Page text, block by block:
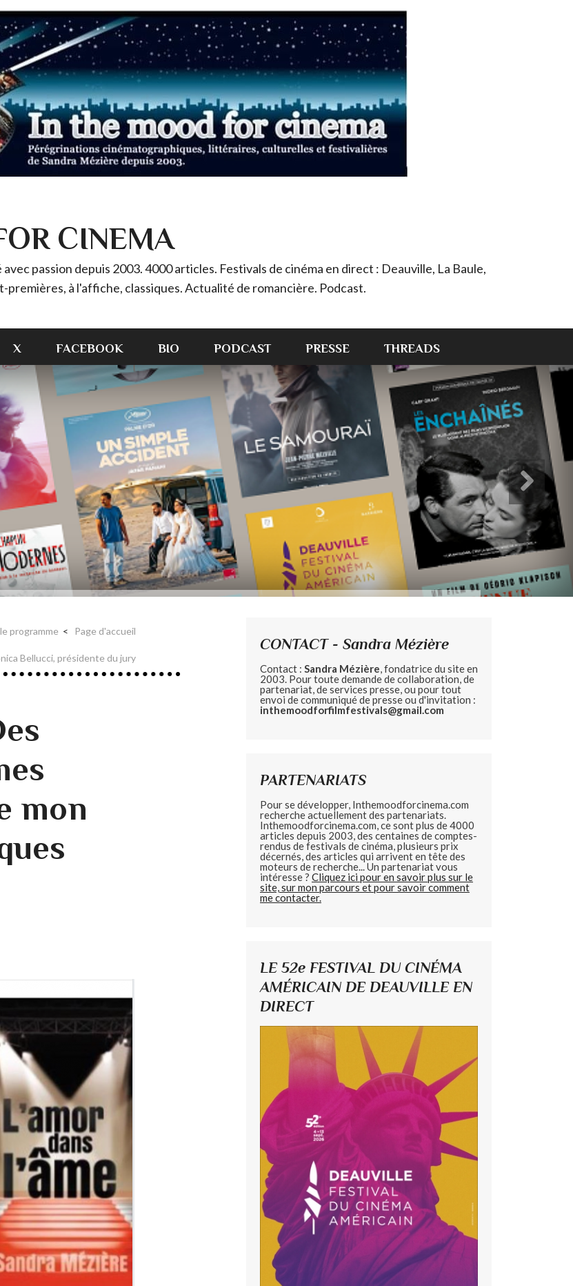
CINEMA
passion depuis 2003. 4000 articles. Festivals de cinéma en direct : Deauville, La Baule,
premières, à l'affiche, classiques. Actualité de romancière. Podcast.
X FACEBOOK BIO PODCAST PRESSE THREADS
programme Page d'accueil
Bellucci, présidente du jury
mon
CONTACT - Sandra Mézière
Contact : Sandra Mézière, fondatrice du site en
2003. Pour toute demande de collaboration, de
partenariat, de services presse, ou pour tout
envoi de communiqué de presse ou d'invitation :
inthemoodforfilmfestivals@gmail.com
PARTENARIATS
Pour se développer, Inthemoodforcinema.com
recherche actuellement des partenariats.
Inthemoodforcinema.com, ce sont plus de 4000
articles depuis 2003, des centaines de comptes-
rendus de festivals de cinéma, plusieurs prix
décernés, des articles qui arrivent en tête des
moteurs de recherche... Un partenariat vous
intéresse ? Cliquez ici pour en savoir plus sur le
site, sur mon parcours et pour savoir comment
me contacter.
LE 52e FESTIVAL DU CINÉMA
AMÉRICAIN DE DEAUVILLE EN
DIRECT